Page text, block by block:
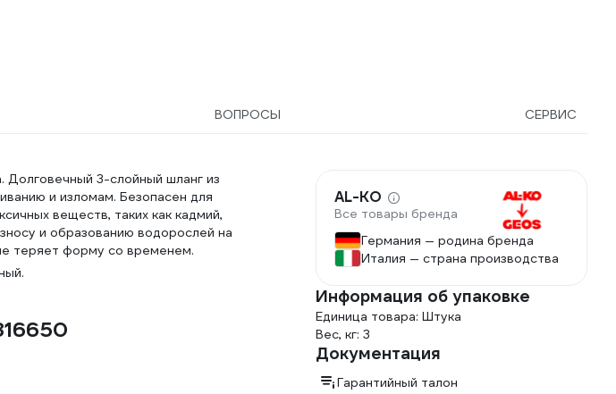
ВОПРОСЫ СЕРВИС
Долговечный 3-слойный шланг из
и изломам. Безопасен для
веществ, таких как кадмий,
и образованию водорослей на
теряет форму со временем.
AL-KO
Все товары бренда
Германия — родина бренда
Италия — страна производства
Информация об упаковке
Единица товара: Штука
Вес, кг: 3
Документация
Гарантийный талон